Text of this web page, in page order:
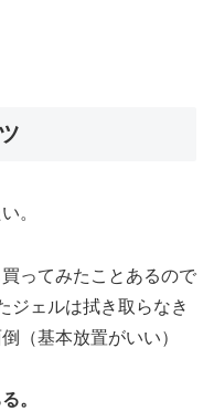
。
ってみたことあるので
ジェルは拭き取らなき
（基本放置がいい）
。